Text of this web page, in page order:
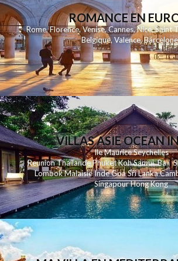
ROMANCE EN
Rome,Florence,Venise,Cannes,Nice,Saint
Belgique,Valence,Barcelone
VILLAS ASIE OCEAN
Ile MauriceSeychelles
ReunionThailandePhuketKohSamui Bali
LombokMalaisieIndeGoaSri Lanka
SingapourHong Kong